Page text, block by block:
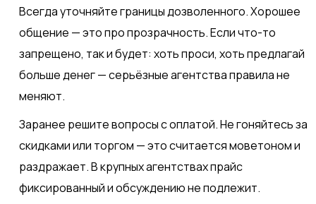
Всегда уточняйте границы дозволенного. Хорошее
общение — это про прозрачность. Если что-то
запрещено, так и будет: хоть проси, хоть предлагай
больше денег — серьёзные агентства правила не
меняют.
Заранее решите вопросы с оплатой. Не гоняйтесь за
скидками или торгом — это считается моветоном и
раздражает. В крупных агентствах прайс
фиксированный и обсуждению не подлежит.